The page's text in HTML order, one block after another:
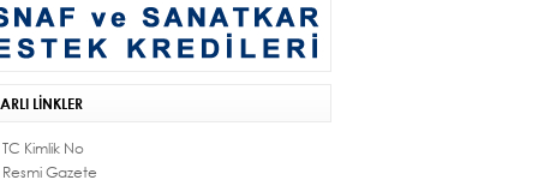
LİNKLER
TC Kimlik No
Resmi Gazete